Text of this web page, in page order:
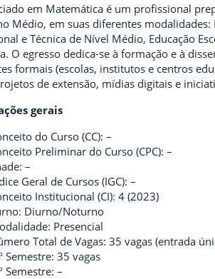
em Matemática é um profissional
Médio, em suas diferentes modalidades:
e Técnica de Nível Médio, Educação
O egresso dedica-se à formação e à
formais (escolas, institutos e centros
de extensão, mídias digitais e
gerais
do Curso (CC): –
Preliminar do Curso (CPC): –
–
Geral de Cursos (IGC): –
Institucional (CI): 4 (2023)
Diurno/Noturno
Presencial
Total de Vagas: 35 vagas (entrada
Semestre: 35 vagas
Semestre: –